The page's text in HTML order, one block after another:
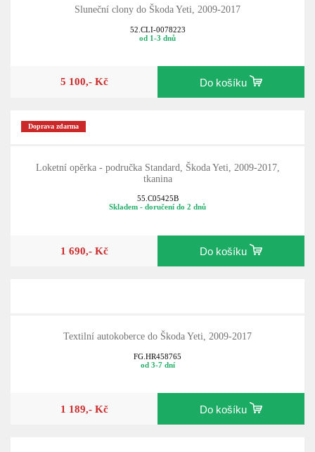
Sluneční clony do Škoda Yeti, 2009-2017
52.CLI-0078223
od 1-3 dnů
5 100,- Kč Do košíku
Doprava zdarma
Loketní opěrka - područka Standard, Škoda Yeti, 2009-2017,
tkanina
55.C05425B
Skladem - doručení do 2 dnů
1 690,- Kč Do košíku
Textilní autokoberce do Škoda Yeti, 2009-2017
FG.HR458765
od 3-7 dní
1 189,- Kč Do košíku